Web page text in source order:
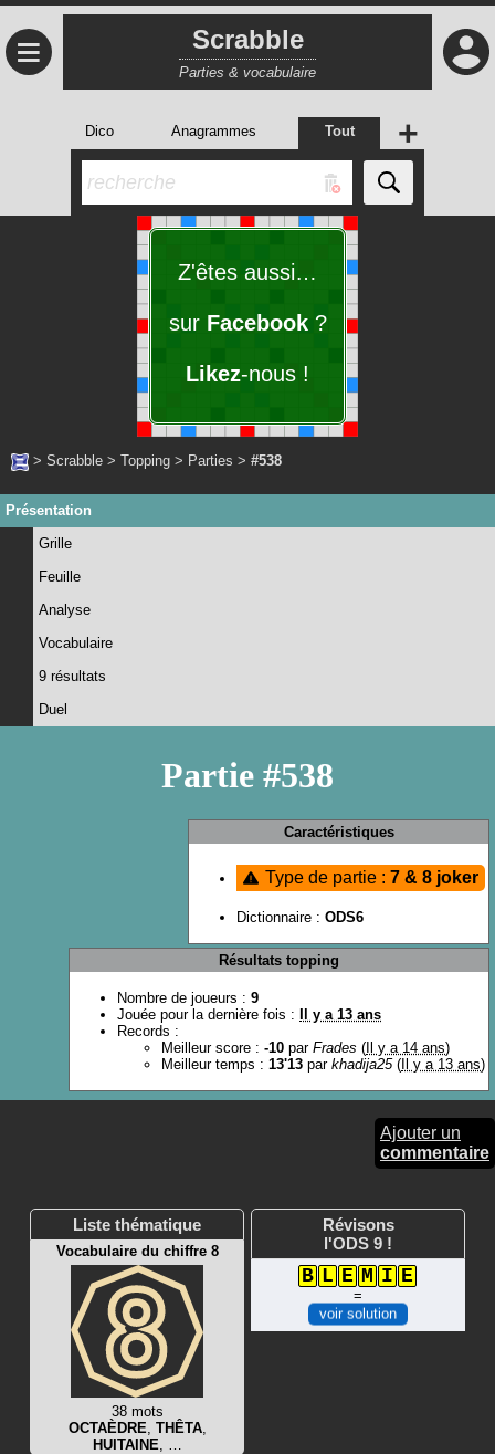
≡ Scrabble
Parties & vocabulaire
Dico Anagrammes Tout +
Z'êtes aussi…
sur Facebook?
Likez-nous !
> Scrabble > Topping > Parties > #538
Présentation
Grille
Feuille
Analyse
Vocabulaire
9 résultats
Duel
Partie #538
Caractéristiques
Type de partie : 7 & 8 joker
Dictionnaire : ODS6
Résultats topping
Nombre de joueurs : 9
Jouée pour la dernière fois :
Il y a 13 ans
Records :
Meilleur score : -10 par Frades ( Il y a 14 ans)
Meilleur temps : 13'13 par khadija25( Il y a 13 ans)
Ajouter un
commentaire
Liste thématique
Vocabulaire du chiffre 8
38 mots
OCTAÈDRE THÊTA,
HUITAINE
Révisons
l'ODS 9 !
B L E M I E
=
voir solution